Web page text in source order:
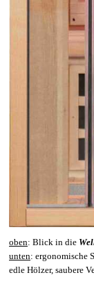
oben: Blick in die
unten: ergonomische
edle Hölzer, saubere